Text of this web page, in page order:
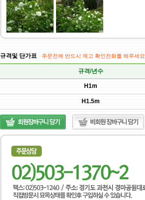
규격및 단가표 주문전에 반드시 재고 확인전화를 해주세요.
규격/년수
H1m
H1.5m